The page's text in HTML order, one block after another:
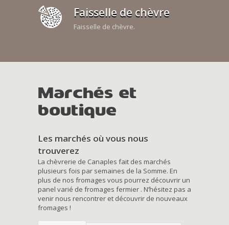
Faisselle de chèvre
Faisselle de chèvre.
Marchés et
boutique
Les marchés où vous nous
trouverez
La chèvrerie de Canaples fait des marchés
plusieurs fois par semaines de la Somme. En
plus de nos fromages vous pourrez découvrir un
panel varié de fromages fermier . N’hésitez pas a
venir nous rencontrer et découvrir de nouveaux
fromages !